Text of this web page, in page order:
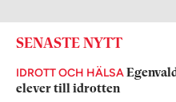
SENASTE NYTT
IDROTT OCH HÄLSA
elever till idrotten